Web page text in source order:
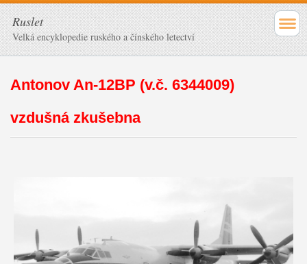
Ruslet
Velká encyklopedie ruského a čínského letectví
Antonov An-12BP (v.č. 6344009)
vzdušná zkušebna